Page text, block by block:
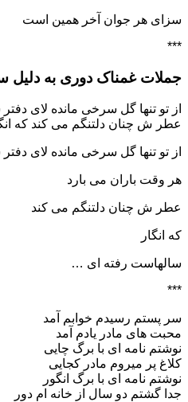
سزای هر جوان آخر همین است
***
جملات غمناک دوری به دلیل
از تو تنها گل سرخی مانده لای
عطر ش چنان دلتنگم می کند که
از تو تنها گل سرخی مانده لای
هر وقت باران می بارد
عطر ش چنان دلتنگم می کند
که انگار
سالهاست رفته ای …
***
سر پستم رسیدم خوابم آمد
محبت های مادر یادم آمد
نوشتم نامه ای با برگ چایی
کلاغ پر میروم مادر کجایی
نوشتم نامه ای با برگ انگور
جدا گشتم دو سال از خانه ام دور